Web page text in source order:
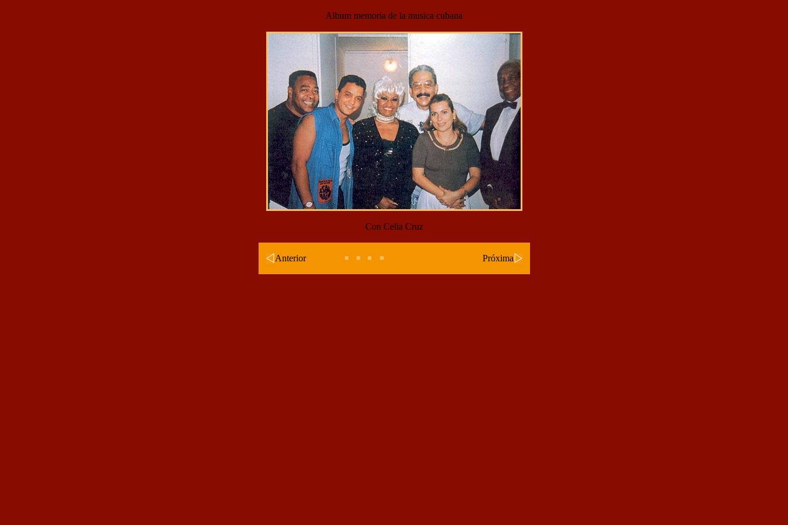
Album memoria de la musica cubana
Con Celia Cruz
Anterior Próxima